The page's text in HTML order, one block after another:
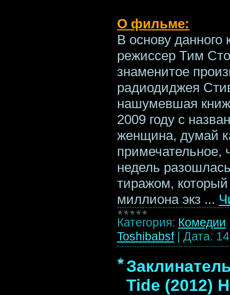
О фильме:
В основу данного
режиссер Тим
знаменитое
радиодиджея
нашумевшая
2009 году с
женщина, думай
примечательное,
недель
тиражом,
миллиона экз ...
Категория: Комедии
Toshibabsf | Дата:
Tide (2012)